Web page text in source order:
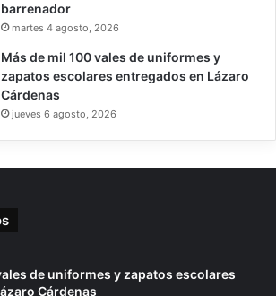
barrenador
martes 4 agosto, 2026
Más de mil 100 vales de uniformes y
zapatos escolares entregados en Lázaro
Cárdenas
jueves 6 agosto, 2026
de uniformes y zapatos escolares
Cárdenas